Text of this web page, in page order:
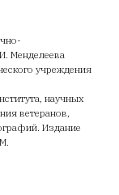
Менделеева
учреждения
научных
ветеранов,
Издание